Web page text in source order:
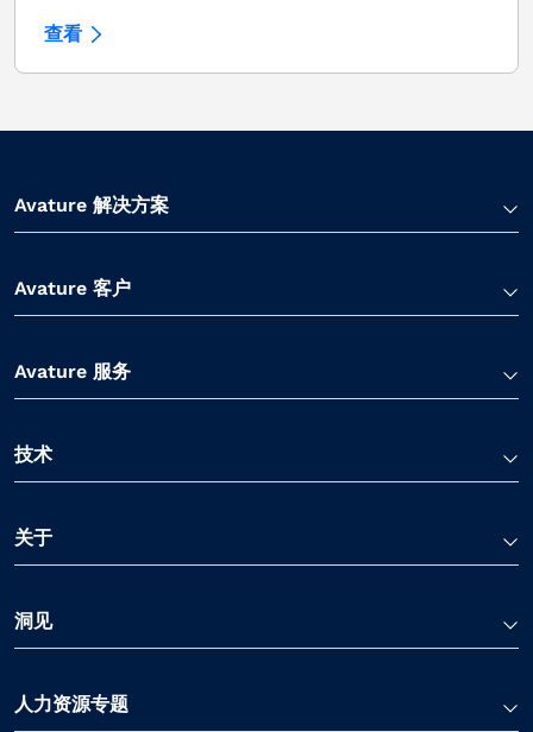
查看
Avature 解决方案
Avature 客户
Avature 服务
技术
关于
洞见
人力资源专题